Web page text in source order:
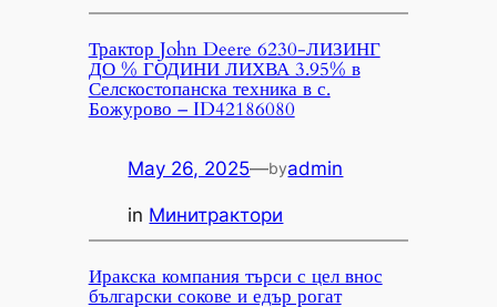
Трактор John Deere 6230-ЛИЗИНГ
ДО % ГОДИНИ ЛИХВА 3.95% в
Селскостопанска техника в с.
Божурово – ID42186080
May 26, 2025—byadmin
in Минитрактори
Иракска компания търси с цел внос
български сокове и едър рогат